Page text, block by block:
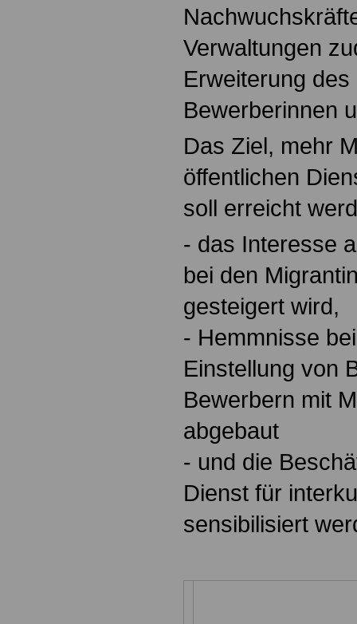
Verwaltungen
Erweiterung
Bewerberinnen
Das Ziel, mehr
öffentlichen
soll erreicht
- das Interesse
bei den
gesteigert wird,
- Hemmnisse
Einstellung von
Bewerbern mit
abgebaut
- und die
Dienst für
sensibilisiert